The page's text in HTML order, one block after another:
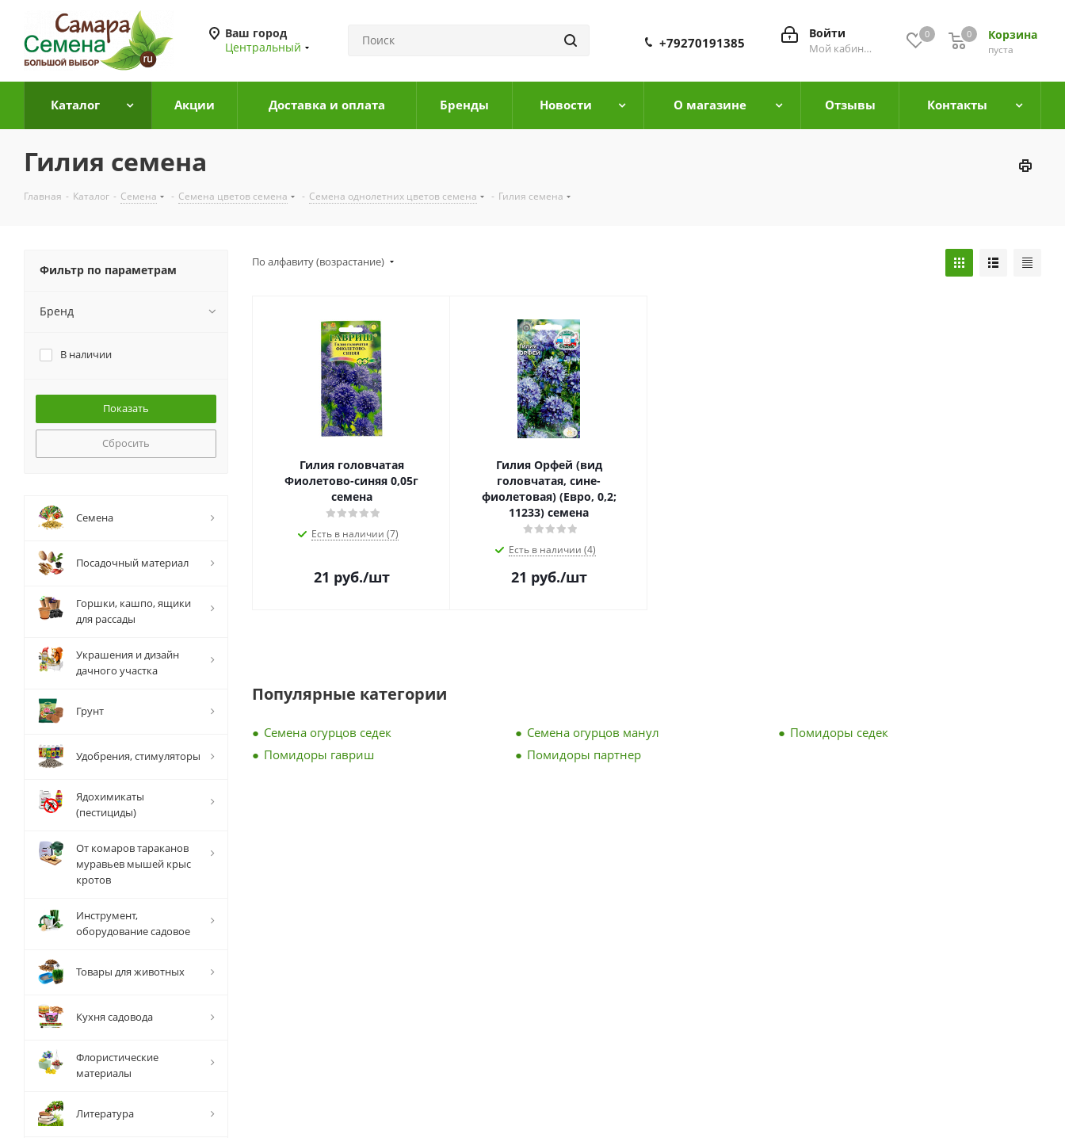
Ваш город
Центральный
0 Корзина
0
пуста
0
Войти
Мой кабинет
+79270191385
Каталог Акции Доставка и оплата Бренды Новости О магазине Отзывы Контакты
Гилия семена
Главная - Каталог - Семена - Семена цветов семена - Семена однолетних цветов семена - Гилия семена
По алфавиту (возрастание)
Гилия головчатая
Фиолетово-синяя 0,05г
семена
Есть в наличии (7)
21 руб./шт
Гилия Орфей (вид
головчатая, сине-
фиолетовая) (Евро, 0,2;
11233) семена
Есть в наличии (4)
21 руб./шт
Популярные категории
Семена огурцов седек Семена огурцов манул
Помидоры седек
Помидоры гавриш
Помидоры партнер
Фильтр по параметрам
Бренд
В наличии
Сбросить
Семена
Посадочный материал
Горшки, кашпо, ящики
для рассады
Украшения и дизайн
дачного участка
Грунт
Удобрения, стимуляторы
Ядохимикаты
(пестициды)
От комаров тараканов
муравьев мышей крыс
кротов
Инструмент,
оборудование садовое
Товары для животных
Кухня садовода
Флористические
материалы
Литература